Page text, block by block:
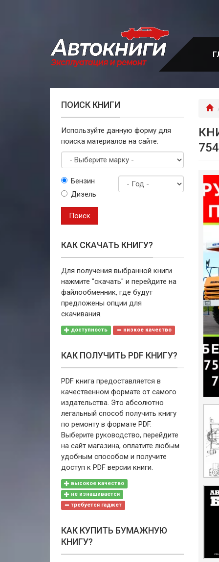
ПОИСК КНИГИ
Используйте данную форму для
поиска материалов на сайте:
маркуБензин
Дизель
Поиск
КАК СКАЧАТЬ КНИГУ?
Для получения выбранной книги
нажмите "скачать" и перейдите на
файлообменник, где будут
предложены опции для
скачивания.
доступность низкое качество
КАК ПОЛУЧИТЬ PDF КНИГУ?
PDF книга предоставляется в
качественном формате от самого
издательства. Это абсолютно
легальный способ получить книгу
по ремонту в формате PDF.
Выберите руководство, перейдите
на сайт магазина, оплатите любым
удобным способом и получите
доступ к PDF версии книги.
высокое качество
не изнашивается
требуется гаджет
КАК КУПИТЬ БУМАЖНУЮ
КНИГУ?